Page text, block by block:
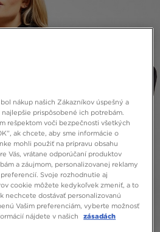
nákup našich Zákazníkov úspešný a
prispôsobené ich potrebám.
rešpektom voči bezpečnosti všetkých
ak chcete, aby sme informácie o
mohli použiť na prípravu obsahu
Vás, vrátane odporúčaní produktov
a záujmom, personalizovanej reklamy
Svoje rozhodnutie aj
cookie môžete kedykoľvek zmeniť, a to
nechcete dostávať personalizovanú
Vašim preferenciám, vyberte možnosť
nájdete v našich
zásadách